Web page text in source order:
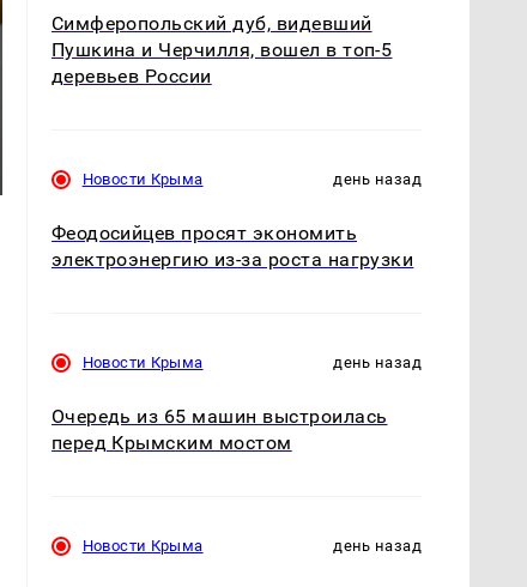
Симферопольский дуб, видевший
Пушкина и Черчилля, вошел в топ-5
деревьев России
Новости Крыма день назад
Феодосийцев просят экономить
электроэнергию из-за роста нагрузки
Новости Крыма день назад
Очередь из 65 машин выстроилась
перед Крымским мостом
Новости Крыма день назад